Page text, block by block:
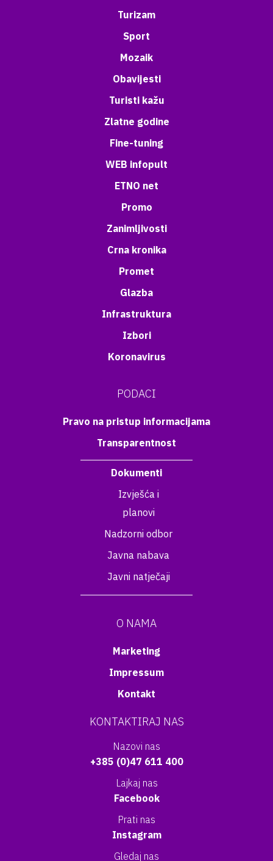
Turizam
Sport
Mozaik
Obavijesti
Turisti kažu
Zlatne godine
Fine-tuning
WEB infopult
ETNO net
Promo
Zanimljivosti
Crna kronika
Promet
Glazba
Infrastruktura
Izbori
Koronavirus
PODACI
Pravo na pristup informacijama
Transparentnost
Dokumenti
Izvješća i
planovi
Nadzorni odbor
Javna nabava
Javni natječaji
O NAMA
Marketing
Impressum
Kontakt
KONTAKTIRAJ NAS
Nazovi nas
+385 (0)47 611 400
Lajkaj nas
Facebook
Prati nas
Instagram
Gledaj nas